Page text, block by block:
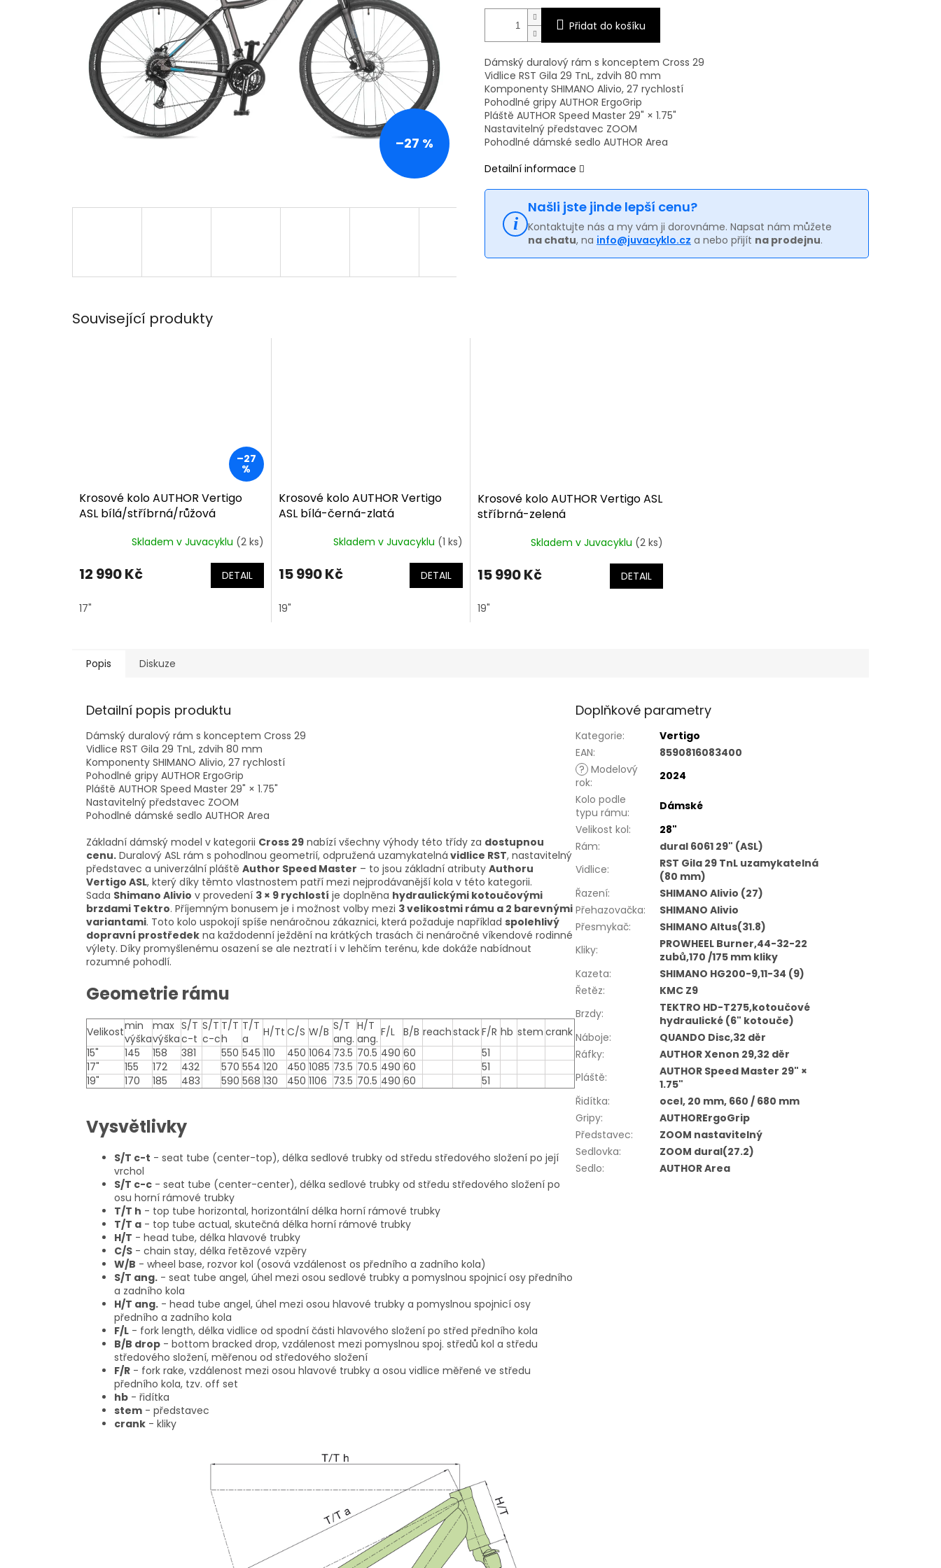
–27 %
Přidat do košíku
Dámský duralový rám s konceptem Cross 29
Vidlice RST Gila 29 TnL, zdvih 80 mm
Komponenty SHIMANO Alivio, 27 rychlostí
Pohodlné gripy AUTHOR ErgoGrip
Pláště AUTHOR Speed Master 29" × 1.75"
Nastavitelný představec ZOOM
Pohodlné dámské sedlo AUTHOR Area
Detailní informace
Našli jste jinde lepší cenu?
Kontaktujte nás a my vám ji dorovnáme. Napsat nám můžete
na chatu, na info@juvacyklo.cz a nebo přijít na prodejnu.
Související produkty
–27
%
Krosové kolo AUTHOR Vertigo
ASL bílá/stříbrná/růžová
Skladem v Juvacyklu (2 ks)
12 990 Kč DETAIL
17"
Krosové kolo AUTHOR Vertigo
ASL bílá-černá-zlatá
Skladem v Juvacyklu (1 ks)
15 990 Kč DETAIL
19"
Krosové kolo AUTHOR Vertigo ASL
stříbrná-zelená
Skladem v Juvacyklu (2 ks)
15 990 Kč DETAIL
19"
Popis Diskuze
Detailní popis produktu
Dámský duralový rám s konceptem Cross 29
Vidlice RST Gila 29 TnL, zdvih 80 mm
Komponenty SHIMANO Alivio, 27 rychlostí
Pohodlné gripy AUTHOR ErgoGrip
Pláště AUTHOR Speed Master 29" × 1.75"
Nastavitelný představec ZOOM
Pohodlné dámské sedlo AUTHOR Area
Základní dámský model v kategorii Cross 29 nabízí všechny výhody této třídy za dostupnou
cenu. Duralový ASL rám s pohodlnou geometrií, odpružená uzamykatelná vidlice RST, nastavitelný
představec a univerzální pláště Author Speed Master – to jsou základní atributy Authoru
Vertigo ASL, který díky těmto vlastnostem patří mezi nejprodávanější kola v této kategorii.
Sada Shimano Alivio v provedení 3 × 9 rychlostí je doplněna hydraulickými kotoučovými
brzdami Tektro. Příjemným bonusem je i možnost volby mezi 3 velikostmi rámu a 2 barevnými
variantami. Toto kolo uspokojí spíše nenáročnou zákaznici, která požaduje například spolehlivý
dopravní prostředek na každodenní ježdění na krátkých trasách či nenáročné víkendové rodinné
výlety. Díky promyšlenému osazení se ale neztratí i v lehčím terénu, kde dokáže nabídnout
rozumné pohodlí.
Geometrie rámu
Velikostmin
výška
max
výška
S/T
c-t
S/T
c-c
T/T
h
T/T
a
H/Tt C/S W/B S/T
ang.
H/T
ang. F/L B/B reachstackF/R hb stem crank
15"
145 158 381 550 545 110 450 1064 73.5 70.5 490 60
51
17"
155 172 432 570 554 120 450 1085 73.5 70.5 490 60
51
19"
170 185 483 590 568 130 450 1106 73.5 70.5 490 60 51
Vysvětlivky
S/T c-t - seat tube (center-top), délka sedlové trubky od středu středového složení po její
vrchol
S/T c-c - seat tube (center-center), délka sedlové trubky od středu středového složení po
osu horní rámové trubky
T/T h - top tube horizontal, horizontální délka horní rámové trubky
T/T a - top tube actual, skutečná délka horní rámové trubky
H/T - head tube, délka hlavové trubky
C/S - chain stay, délka řetězové vzpěry
W/B - wheel base, rozvor kol (osová vzdálenost os předního a zadního kola)
S/T ang. - seat tube angel, úhel mezi osou sedlové trubky a pomyslnou spojnicí osy předního
a zadního kola
H/T ang. - head tube angel, úhel mezi osou hlavové trubky a pomyslnou spojnicí osy
předního a zadního kola
F/L - fork length, délka vidlice od spodní části hlavového složení po střed předního kola
B/B drop - bottom bracked drop, vzdálenost mezi pomyslnou spoj. středů kol a středu
středového složení, měřenou od středového složení
F/R - fork rake, vzdálenost mezi osou hlavové trubky a osou vidlice měřené ve středu
předního kola, tzv. off set
hb - řidítka
stem - představec
crank - kliky
Doplňkové parametry
Kategorie:
Vertigo
EAN:
8590816083400
? Modelový
rok:
2024
Kolo podle
typu rámu:
Dámské
Velikost kol:
28"
Rám:
dural 6061 29" (ASL)
Vidlice:
RST Gila 29 TnL uzamykatelná
(80 mm)
Řazení:
SHIMANO Alivio (27)
Přehazovačka:
SHIMANO Alivio
Přesmykač:
SHIMANO Altus(31.8)
Kliky:
PROWHEEL Burner,44-32-22
zubů,170 /175 mm kliky
Kazeta:
SHIMANO HG200-9,11-34 (9)
Řetěz:
KMC Z9
Brzdy:
TEKTRO HD-T275,kotoučové
hydraulické (6" kotouče)
Náboje:
QUANDO Disc,32 děr
Ráfky:
AUTHOR Xenon 29,32 děr
Pláště:
AUTHOR Speed Master 29" ×
1.75"
Řidítka:
ocel, 20 mm, 660 / 680 mm
Gripy:
AUTHORErgoGrip
Představec:
ZOOM nastavitelný
Sedlovka:
ZOOM dural(27.2)
Sedlo: AUTHOR Area